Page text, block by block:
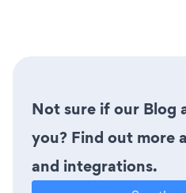
Not sure if our Blog
you? Find out more
and integrations.